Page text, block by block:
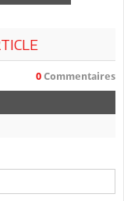
0 Commentaires